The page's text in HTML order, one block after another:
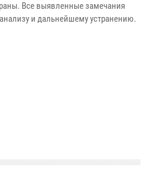
Все выявленные замечания
и дальнейшему устранению.